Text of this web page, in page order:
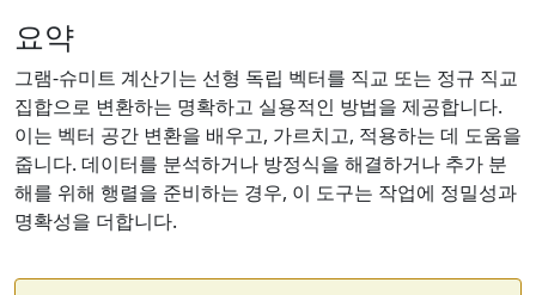
요약
그램-슈미트 계산기는 선형 독립 벡터를 직교 또는 정규 직교
집합으로 변환하는 명확하고 실용적인 방법을 제공합니다.
이는 벡터 공간 변환을 배우고, 가르치고, 적용하는 데 도움을
줍니다. 데이터를 분석하거나 방정식을 해결하거나 추가 분
해를 위해 행렬을 준비하는 경우, 이 도구는 작업에 정밀성과
명확성을 더합니다.